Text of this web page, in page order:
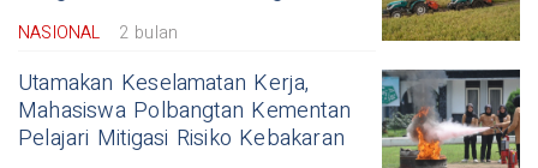
NASIONAL 2 bulan
Utamakan Keselamatan Kerja,
Mahasiswa Polbangtan Kementan
Pelajari Mitigasi Risiko Kebakaran